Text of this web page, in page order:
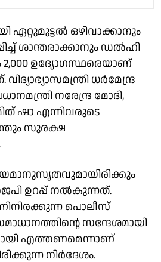
ഏറ്റുമുട്ടൽ ഒഴിവാക്കാനും
ശാന്തരാക്കാനും ഡൽഹി
ഉദ്യോഗസ്ഥരെയാണ്
ധർമേന്ദ്ര
നരേന്ദ്ര മോദി,
ഷാ എന്നിവരുടെ
സുരക്ഷ
ഉറപ്പ് നൽകുന്നത്.
പൊലീസ്
സന്ദേശമായി
എത്തണമെന്നാണ്
നിർദേശം.